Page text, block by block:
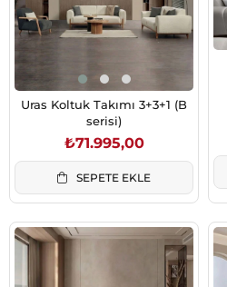
Uras Koltuk Takımı 3+3+1 (B
serisi)
₺71.995,00
SEPETE EKLE